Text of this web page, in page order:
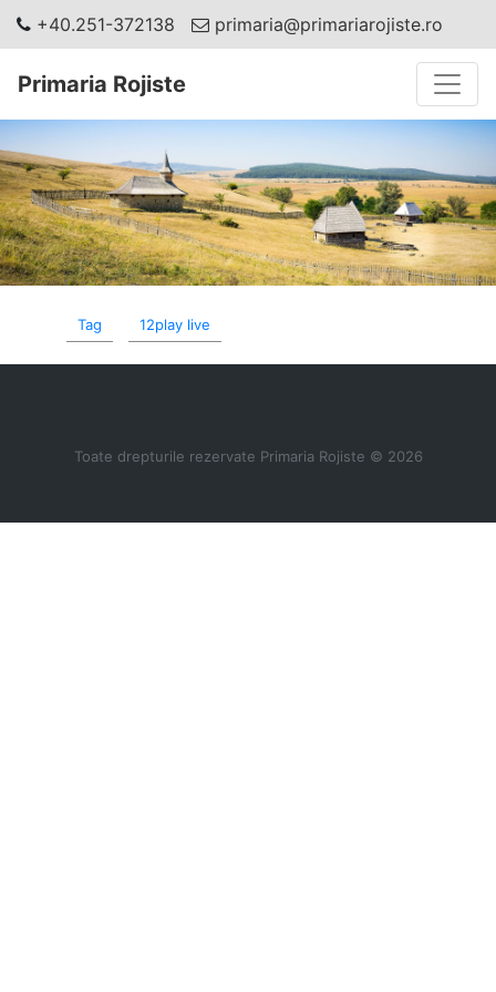
+40.251-372138 primaria@primariarojiste.ro
Primaria Rojiste
Tag 12play live
Toate drepturile rezervate Primaria Rojiste © 2026